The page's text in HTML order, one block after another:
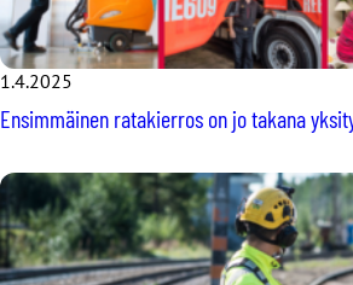
1.4.2025
Ensimmäinen ratakierros on jo takana